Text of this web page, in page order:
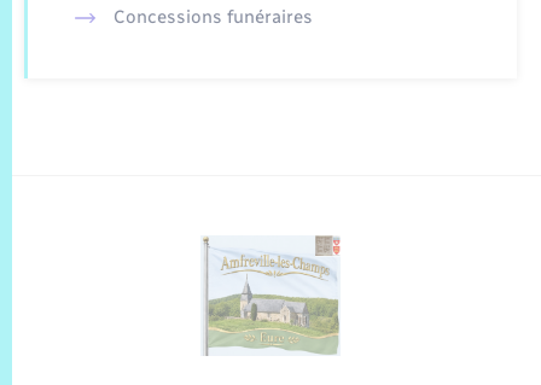
Concessions funéraires